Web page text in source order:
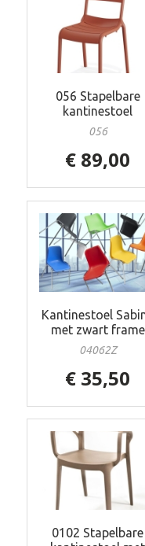
056 Stapelbare
kantinestoel
056
€ 89,00
Kantinestoel
met zwart frame
04062Z
€ 35,50
0102 Stapelbare